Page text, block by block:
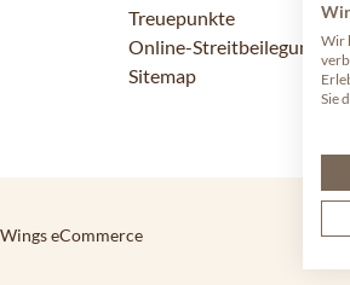
Treuepunkte
Online-Streitbeilegung
Sitemap
eCommerce
Wir
Sie